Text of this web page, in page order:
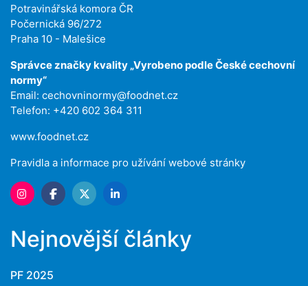
Potravinářská komora ČR
Počernická 96/272
Praha 10 - Malešice
Správce značky kvality „Vyrobeno podle České cechovní
normy“
Email: cechovninormy@foodnet.cz
Telefon: +420 602 364 311
www.foodnet.cz
Pravidla a informace pro užívání webové stránky
Nejnovější články
PF 2025